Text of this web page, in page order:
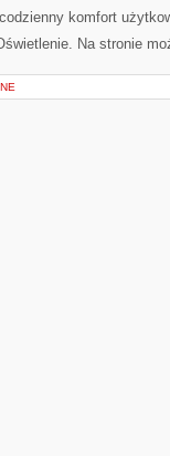
komfort
Na stronie